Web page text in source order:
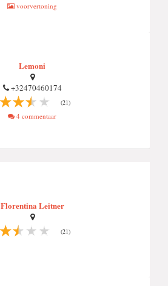
voorvertoning
Lemoni
+32470460174
(21)
4 commentaar
Florentina Leitner
(21)